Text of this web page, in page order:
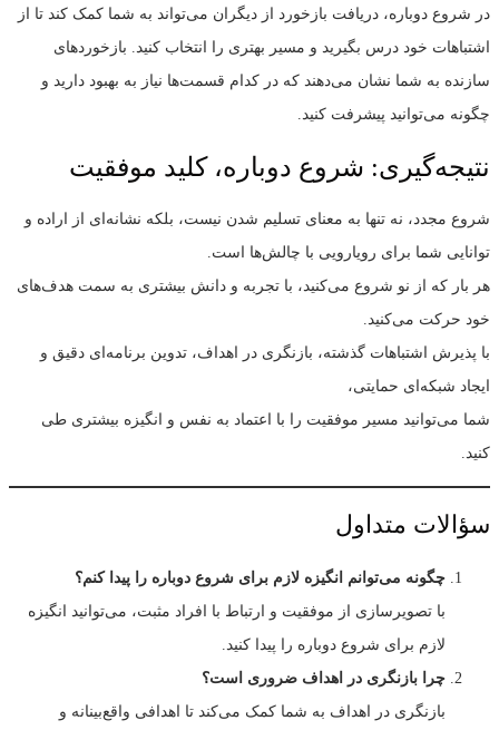
در شروع دوباره، دریافت بازخورد از دیگران می‌تواند به شما کمک کند تا از
اشتباهات خود درس بگیرید و مسیر بهتری را انتخاب کنید. بازخوردهای
سازنده به شما نشان می‌دهند که در کدام قسمت‌ها نیاز به بهبود دارید و
چگونه می‌توانید پیشرفت کنید.
نتیجه‌گیری: شروع دوباره، کلید موفقیت
شروع مجدد، نه تنها به معنای تسلیم شدن نیست، بلکه نشانه‌ای از اراده و
توانایی شما برای رویارویی با چالش‌ها است.
هر بار که از نو شروع می‌کنید، با تجربه و دانش بیشتری به سمت هدف‌های
خود حرکت می‌کنید.
با پذیرش اشتباهات گذشته، بازنگری در اهداف، تدوین برنامه‌ای دقیق و
ایجاد شبکه‌ای حمایتی،
شما می‌توانید مسیر موفقیت را با اعتماد به نفس و انگیزه بیشتری طی
کنید.
سؤالات متداول
چگونه می‌توانم انگیزه لازم برای شروع دوباره را پیدا کنم؟
با تصویرسازی از موفقیت و ارتباط با افراد مثبت، می‌توانید انگیزه
لازم برای شروع دوباره را پیدا کنید.
چرا بازنگری در اهداف ضروری است؟
بازنگری در اهداف به شما کمک می‌کند تا اهدافی واقع‌بینانه و